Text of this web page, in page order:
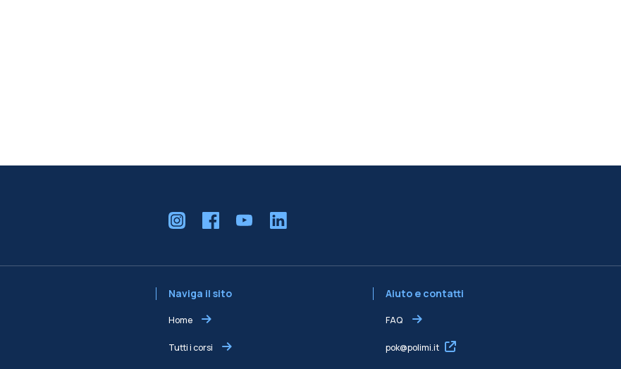
Naviga il sito
Home
Tutti i corsi
Aiuto e contatti
FAQ
pok@polimi.it